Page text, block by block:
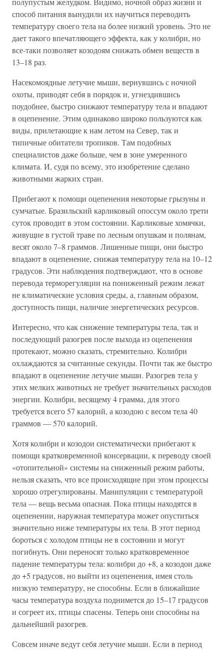
способ питания вынудили их научиться переводить
температуру своего тела на более низкий уровень. Это не
дает такого впечатляющего эффекта, как у колибри, но
все-таки позволяет козодоям снижать обмен веществ в
13–18 раз.
Насекомоядные летучие мыши, вернувшись с ночной
охоты, приводят себя в порядок и, угнездившись
поудобнее, быстро снижают температуру тела и впадают
в оцепенение. Этим одинаково широко пользуются как
виды, прилетающие к нам летом на Север, так и
типичные обитатели тропиков. Там подобных
специалистов даже больше, чем в зоне умеренного
климата. И, судя по всему, это изобретение сделано
животными жарких стран.
Прибегают к помощи оцепенения некоторые грызуны и
сумчатые. Бразильский карликовый опоссум около трети
суток проводит в этом состоянии. Карликовые хомячки,
живущие в густой траве по лесным опушкам и полянам,
весят около 7–8 граммов. Лишенные пищи, они быстро
впадают в оцепенение, снижая температуру тела на 10–12
градусов. Эти наблюдения подтверждают, что в основе
перевода терморегуляции на пониженный режим лежат
не климатические условия среды, а, главным образом,
доступность пищи, наличие энергетических ресурсов.
Интересно, что как снижение температуры тела, так и
последующий разогрев после выхода из оцепенения
протекают, можно сказать, стремительно. Колибри
охлаждаются за считанные секунды. Почти так же быстро
впадают в оцепенение летучие мыши. Разогрев тела у
этих мелких животных не требует значительных расходов
энергии. Колибри, весящему 4 грамма, для этого
требуется всего 57 калорий, а козодою с весом тела 40
граммов — 570 калорий.
Хотя колибри и козодои систематически прибегают к
помощи кратковременной консервации, к переводу своей
«отопительной» системы на сниженный режим работы,
нельзя сказать, что все происходящие при этом процессы
хорошо отрегулированы. Манипуляции с температурой
тела — вещь весьма опасная. Пока птицы находятся в
оцепенении, наружная температура может опуститься
значительно ниже температуры их тела. В этот период
бороться с холодом птицы не в состоянии и могут
погибнуть. Они переносят только кратковременное
падение температуры тела: колибри до +8, а козодои даже
до +5 градусов, но выйти из оцепенения, имея столь
низкую температуру, не способны. Если в ближайшие
часы температура воздуха поднимется до 15–17 градусов
и согреет их, птицы спасены. Теперь они способны на
дальнейший разогрев.
Совсем иначе ведут себя летучие мыши. Если в период